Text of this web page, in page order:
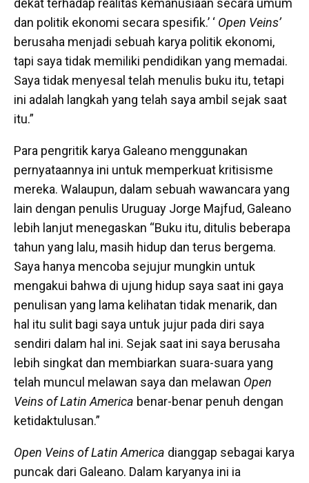
dekat terhadap realitas kemanusiaan secara umum
dan politik ekonomi secara spesifik.’ ‘ Open Veins’
berusaha menjadi sebuah karya politik ekonomi,
tapi saya tidak memiliki pendidikan yang memadai.
Saya tidak menyesal telah menulis buku itu, tetapi
ini adalah langkah yang telah saya ambil sejak saat
itu.”
Para pengritik karya Galeano menggunakan
pernyataannya ini untuk memperkuat kritisisme
mereka. Walaupun, dalam sebuah wawancara yang
lain dengan penulis Uruguay Jorge Majfud, Galeano
lebih lanjut menegaskan “Buku itu, ditulis beberapa
tahun yang lalu, masih hidup dan terus bergema.
Saya hanya mencoba sejujur mungkin untuk
mengakui bahwa di ujung hidup saya saat ini gaya
penulisan yang lama kelihatan tidak menarik, dan
hal itu sulit bagi saya untuk jujur pada diri saya
sendiri dalam hal ini. Sejak saat ini saya berusaha
lebih singkat dan membiarkan suara-suara yang
telah muncul melawan saya dan melawan Open
Veins of Latin America benar-benar penuh dengan
ketidaktulusan.”
Open Veins of Latin America dianggap sebagai karya
puncak dari Galeano. Dalam karyanya ini ia